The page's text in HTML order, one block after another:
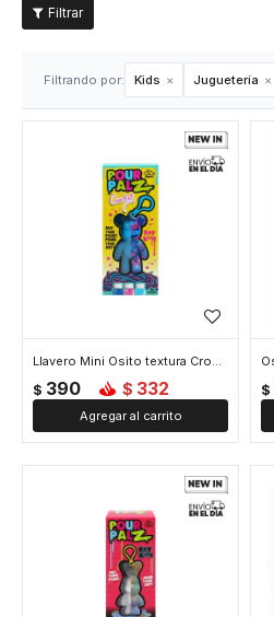
Filtrando por: Kids Juguetería
Llavero Mini Osito textura Crochet Pour Palz Color Sorpresa
$ 390 $ 332 $